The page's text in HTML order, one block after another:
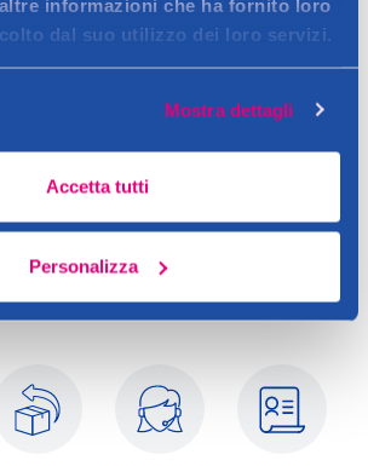
informazioni che ha fornito loro
dal suo utilizzo dei loro servizi.
Mostra dettagli
Accetta tutti
Personalizza